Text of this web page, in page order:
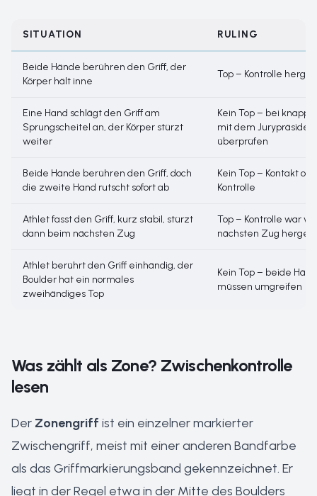
SITUATION RULING
Beide Hände berühren den Griff, der
Körper hält inne
Top – Kontrolle
Eine Hand schlägt den Griff am
Sprungscheitel an, der Körper stürzt
weiter
Kein Top – bei
mit dem
überprüfen
Beide Hände berühren den Griff, doch
die zweite Hand rutscht sofort ab
Kein Top – Kontakt
Kontrolle
Athlet fasst den Griff, kurz stabil, stürzt
dann beim nächsten Zug
Top – Kontrolle war
nächsten Zug
Athlet berührt den Griff einhändig, der
Boulder hat ein normales
zweihändiges Top
Kein Top – beide
müssen umgreifen
Was zählt als Zone? Zwischenkontrolle
lesen
Der Zonengriff ist ein einzelner markierter
Zwischengriff, meist mit einer anderen Bandfarbe
als das Griffmarkierungsband gekennzeichnet. Er
liegt in der Regel etwa in der Mitte des Boulders